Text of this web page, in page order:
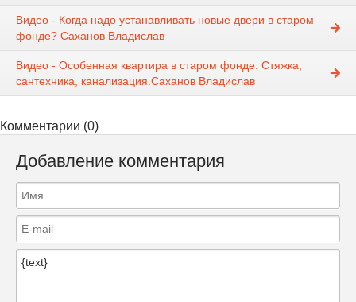
Видео - Когда надо устанавливать новые двери в старом
фонде? Саханов Владислав
Видео - Особенная квартира в старом фонде. Стяжка,
сантехника, канализация.Саханов Владислав
Комментарии (0)
Добавление комментария